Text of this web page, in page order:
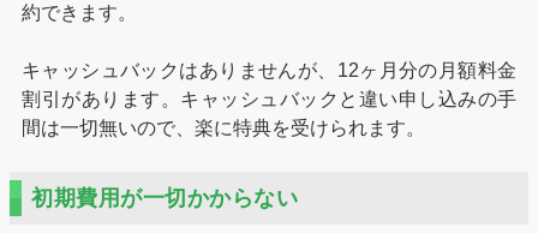
約できます。
キャッシュバックはありませんが、12ヶ月分の月額料金
割引があります。キャッシュバックと違い申し込みの手
間は一切無いので、楽に特典を受けられます。
初期費用が一切かからない